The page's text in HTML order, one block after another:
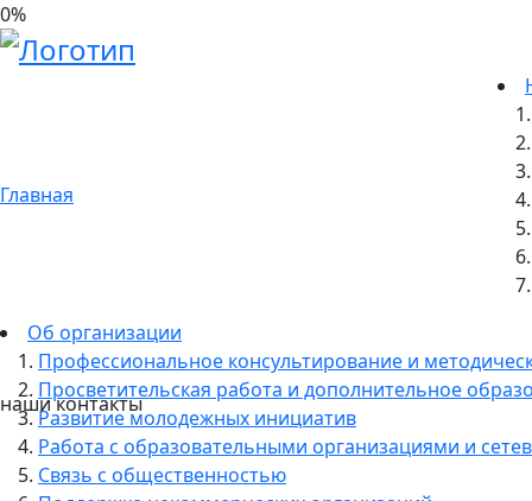
Главная
Об организации
Профессиональное консультирование и
Просветительская работа и дополнительное
Развитие молодежных инициатив
Работа с образовательными организациями и
Связь с общественностью
0%
17.10.2023
17 октября была проведена
офисе строительной компании
наши контакты